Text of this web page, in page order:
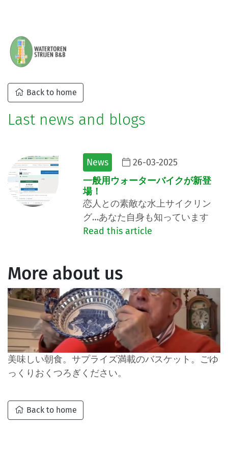
Back to home
Last news and blogs
News
26-03-2025
一般用ウォーターバイクが新登
場！
恋人との素敵な水上サイクリン
グ…あなた自身も知っています
Read this article
More about us
美味しい朝食。サプライズ満載のバスケット。ごゆ
っくりおくつろぎください。
Back to home